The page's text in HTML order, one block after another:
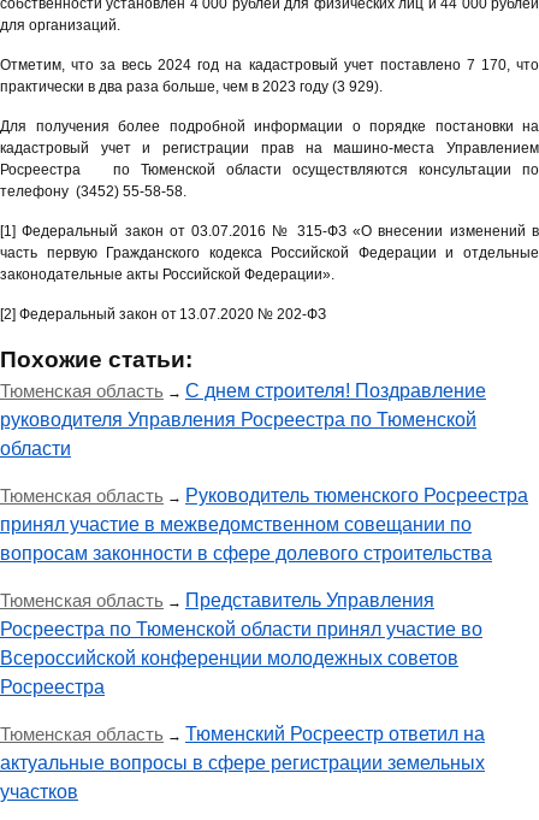
собственности установлен 4 000 рублей для физических лиц и 44 000 рублей
для организаций.
Отметим, что за весь 2024 год на кадастровый учет поставлено 7 170, что
практически в два раза больше, чем в 2023 году (3 929).
Для получения более подробной информации о порядке постановки на
кадастровый учет и регистрации прав на машино-места Управлением
Росреестра по Тюменской области осуществляются консультации по
телефону (3452) 55-58-58.
[1] Федеральный закон от 03.07.2016 № 315-ФЗ «О внесении изменений в
часть первую Гражданского кодекса Российской Федерации и отдельные
законодательные акты Российской Федерации».
[2] Федеральный закон от 13.07.2020 № 202-ФЗ
Похожие статьи:
Тюменская область → С днем строителя! Поздравление
руководителя Управления Росреестра по Тюменской
области
Тюменская область → Руководитель тюменского Росреестра
принял участие в межведомственном совещании по
вопросам законности в сфере долевого строительства
Тюменская область → Представитель Управления
Росреестра по Тюменской области принял участие во
Всероссийской конференции молодежных советов
Росреестра
Тюменская область → Тюменский Росреестр ответил на
актуальные вопросы в сфере регистрации земельных
участков